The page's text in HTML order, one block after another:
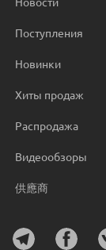
Поступления
Новинки
Хиты продаж
Распродажа
Видеообзоры
供應商